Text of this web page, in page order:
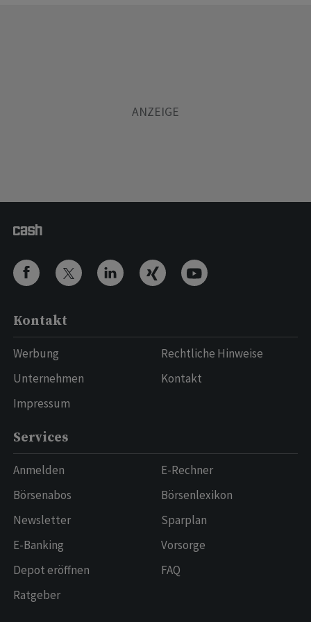
Kontakt
Werbung
Unternehmen
Impressum
Rechtliche Hinweise
Kontakt
Services
Anmelden
Börsenabos
Newsletter
E-Banking
Depot eröffnen
Ratgeber
E-Rechner
Börsenlexikon
Sparplan
Vorsorge
FAQ